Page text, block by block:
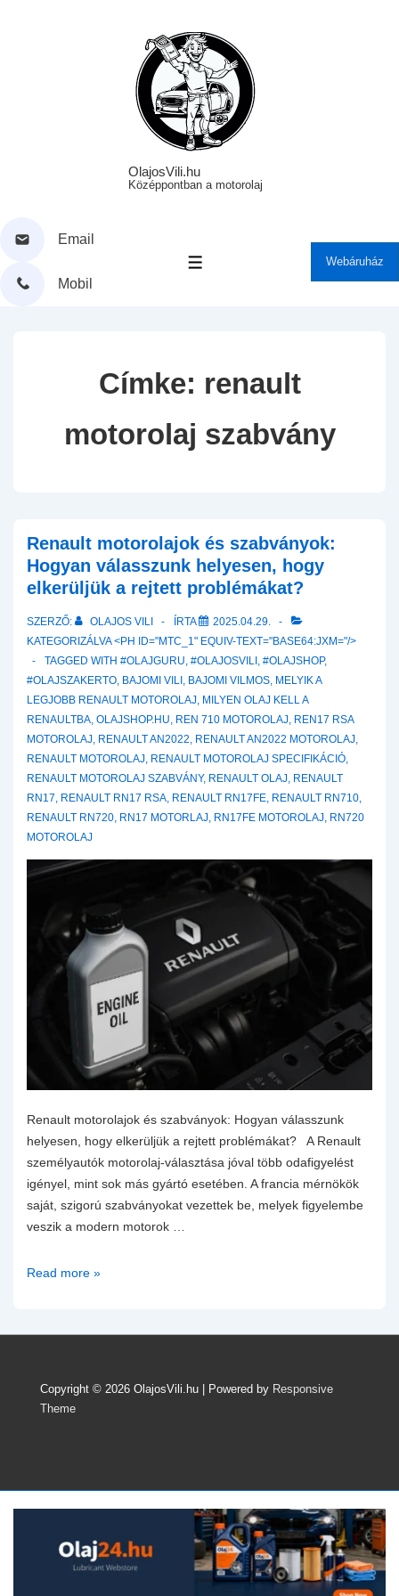
OlajosVili.hu
Középpontban a motorolaj
Email
Mobil
MENÜ Webáruház
Címke: renault
motorolaj szabvány
Renault motorolajok és szabványok:
Hogyan válasszunk helyesen, hogy
elkerüljük a rejtett problémákat?
SZERZŐ: OLAJOS VILI ÍRTA
2025.04.29.
KATEGORIZÁLVA <PH ID="MTC_1" EQUIV-TEXT="BASE64:JXM="/>
TAGGED WITH #OLAJGURU, #OLAJOSVILI , #OLAJSHOP,
#OLAJSZAKERTO, BAJOMI VILI , BAJOMI VILMOS, MELYIK A
LEGJOBB RENAULT MOTOROLAJ, MILYEN OLAJ KELL A
RENAULTBA, OLAJSHOP.HU, REN 710 MOTOROLAJ, REN17 RSA
MOTOROLAJ, RENAULT AN2022, RENAULT AN2022 MOTOROLAJ,
RENAULT MOTOROLAJ, RENAULT MOTOROLAJ SPECIFIKÁCIÓ,
RENAULT MOTOROLAJ SZABVÁNY, RENAULT OLAJ, RENAULT
RN17, RENAULT RN17 RSA, RENAULT RN17FE, RENAULT RN710,
RENAULT RN720, RN17 MOTORLAJ, RN17FE MOTOROLAJ, RN720
MOTOROLAJ
Renault motorolajok és szabványok: Hogyan válasszunk
helyesen, hogy elkerüljük a rejtett problémákat? A Renault
személyautók motorolaj-választása jóval több odafigyelést
igényel, mint sok más gyártó esetében. A francia mérnökök
saját, szigorú szabványokat vezettek be, melyek figyelembe
veszik a modern motorok …
Renault
szabványok:
helyesen,
problémákat?
Read more »
Copyright © 2026 OlajosVili.hu | Powered by Responsive
Theme